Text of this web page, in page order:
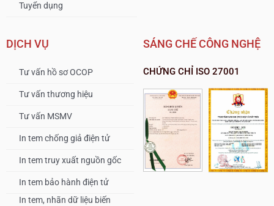
Tuyển dụng
DỊCH VỤ
Tư vấn hồ sơ OCOP
Tư vấn thương hiệu
Tư vấn MSMV
In tem chống giả điện tử
In tem truy xuất nguồn gốc
In tem bảo hành điện tử
In tem, nhãn dữ liệu biến
SÁNG CHẾ CÔNG NGHỆ
CHỨNG CHỈ ISO 27001